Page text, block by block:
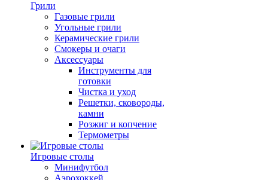
Грили
Газовые грили
Угольные грили
Керамические грили
Смокеры и очаги
Аксессуары
Инструменты для
готовки
Чистка и уход
Решетки, сковороды,
камни
Розжиг и копчение
Термометры
Игровые столы
Минифутбол
Аэрохоккей